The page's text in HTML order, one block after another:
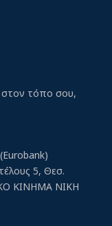
στον τόπο σου,
5, Θεσ.
ΚΙΝΗΜΑ ΝΙΚΗ